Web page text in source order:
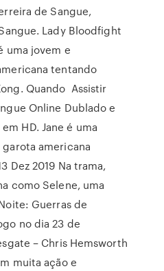
de Sangue,
Lady Bloodfight
uma jovem e
tentando
Quando Assistir
Online Dublado e
HD. Jane é uma
americana
Dez 2019 Na trama,
como Selene, uma
Guerras de
no dia 23 de
– Chris Hemsworth
muita ação e